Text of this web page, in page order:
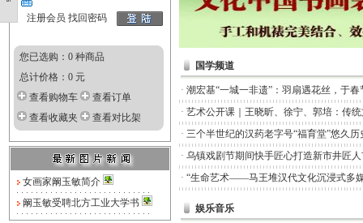
注册会员 找回密码
您已选购：0 种商品
总计价格：0 元
查看购物车
查看订单
查看收藏夹
查看对比架
女画家阚玉敏简介
阚玉敏受聘北方工业大学书
国学频道
· 潮宏基“一城一非遗”：羽扇遇花丝，于
· 艺术公开课｜王晓昕、徐宁、郭培：传
· 三个半世纪的汉药老字号“福育堂”悠久历
· 乌镇戏剧节期间快手匠心打造新市井匠
· “生命艺术——马王堆汉代文化沉浸式多
娱乐音乐